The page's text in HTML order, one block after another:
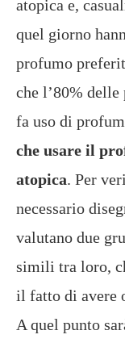
atopica e,
quel giorno
profumo
che l’80% delle
fa uso di
che usare il
atopica. Per
necessario
valutano due
simili tra loro,
il fatto di avere
A quel punto